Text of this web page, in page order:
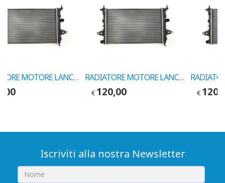
RADIATORE MOTORE LANCIA Y 1.2 2003 COD.MARELLI 350213010000 RADIATORE MOTORE LANCIA Y 1.2i 16V 1997
€ 120,00 €
Iscriviti alla nostra Newsletter